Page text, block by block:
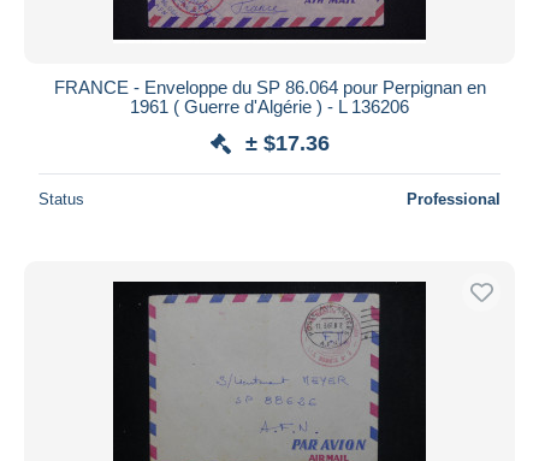
FRANCE - Enveloppe du SP 86.064 pour Perpignan en
1961 ( Guerre d'Algérie ) - L 136206
± $17.36
Status Professional